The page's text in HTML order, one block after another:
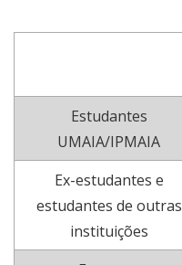
​Estudantes
UMAIA/IPMAIA
​Ex-estudantes e
estudantes de outras
instituições